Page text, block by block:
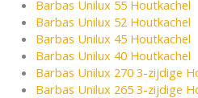
Barbas Unilux 55 Houtkachel
Barbas Unilux 52 Houtkachel
Barbas Unilux 45 Houtkachel
Barbas Unilux 40 Houtkachel
Barbas Unilux 270 3-zijdige
Barbas Unilux 265 3-zijdige